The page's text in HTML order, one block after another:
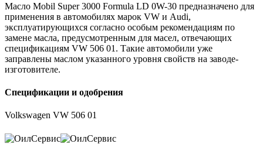
Масло Mobil Super 3000 Formula LD 0W-30 предназначено для
применения в автомобилях марок VW и Audi,
эксплуатирующихся согласно особым рекомендациям по
замене масла, предусмотренным для масел, отвечающих
спецификациям VW 506 01. Такие автомобили уже
заправлены маслом указанного уровня свойств на заводе-
изготовителе.
Спецификации и одобрения
Volkswagen VW 506 01